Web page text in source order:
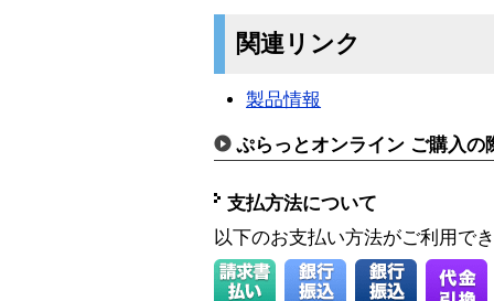
関連リンク
製品情報
ぷらっとオンライン ご購入の
支払方法について
以下のお支払い方法がご利用で